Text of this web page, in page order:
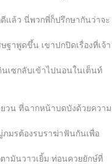
แล้ว นี่พวกพี่ก็ปรึกษากันว่าจะ
ฐาพูดขึ้น เขาปกปิดเรื่องที่เจ้า
นเซกลับเข้าไปนอนในเต็นท์
ยวน ที่ฉากหน้าบดบังด้วยความ
มรต้องรบราฆ่าฟันกันเพื่อ
ามันวาวเยิ้ม ท่อนควยยักษ์ที่